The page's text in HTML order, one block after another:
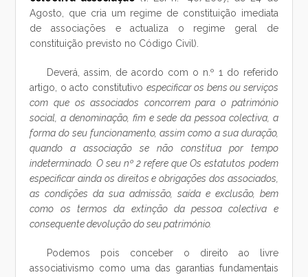
Agosto, que cria um regime de constituição imediata
de associações e actualiza o regime geral de
constituição previsto no Código Civil).
Deverá, assim, de acordo com o n.º 1 do referido
artigo, o acto constitutivo especificar os bens ou serviços
com que os associados concorrem para o património
social, a denominação, fim e sede da pessoa colectiva, a
forma do seu funcionamento, assim como a sua duração,
quando a associação se não constitua por tempo
indeterminado. O seu nº 2 refere que Os estatutos podem
especificar ainda os direitos e obrigações dos associados,
as condições da sua admissão, saída e exclusão, bem
como os termos da extinção da pessoa colectiva e
consequente devolução do seu património.
Podemos pois conceber o direito ao livre
associativismo como uma das garantias fundamentais